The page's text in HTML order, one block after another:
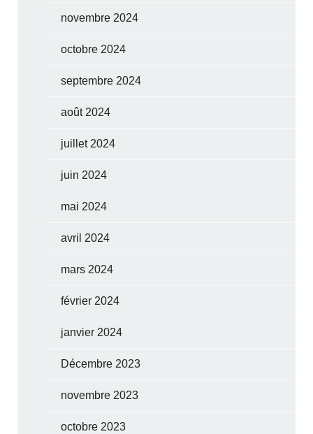
novembre 2024
octobre 2024
septembre 2024
août 2024
juillet 2024
juin 2024
mai 2024
avril 2024
mars 2024
février 2024
janvier 2024
Décembre 2023
novembre 2023
octobre 2023